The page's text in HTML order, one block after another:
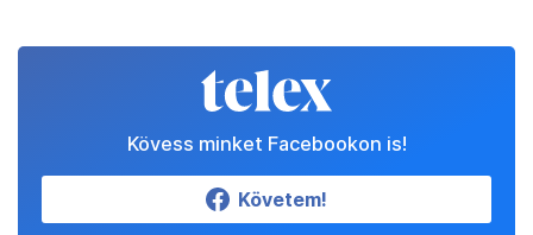
Kövess minket Facebookon is!
Követem!